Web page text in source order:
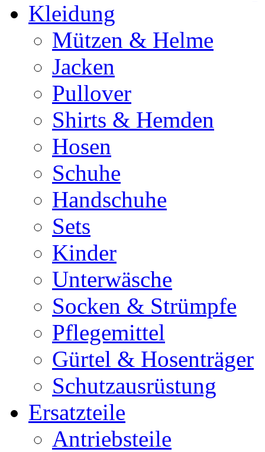
Kleidung
Mützen & Helme
Jacken
Pullover
Shirts & Hemden
Hosen
Schuhe
Handschuhe
Sets
Kinder
Unterwäsche
Socken & Strümpfe
Pflegemittel
Gürtel & Hosenträger
Schutzausrüstung
Ersatzteile
Antriebsteile